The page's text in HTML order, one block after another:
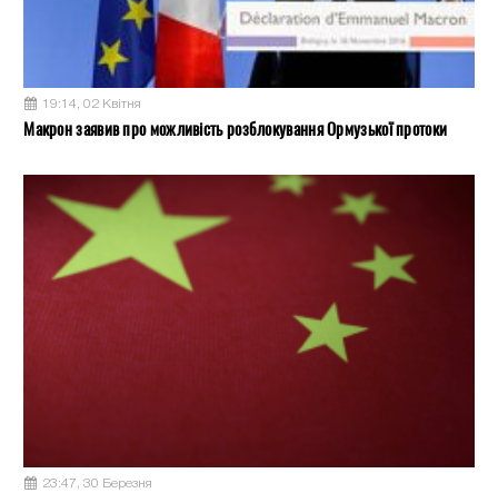
19:14, 02 Квітня
Макрон заявив про можливість розблокування Ормузької протоки
23:47, 30 Березня